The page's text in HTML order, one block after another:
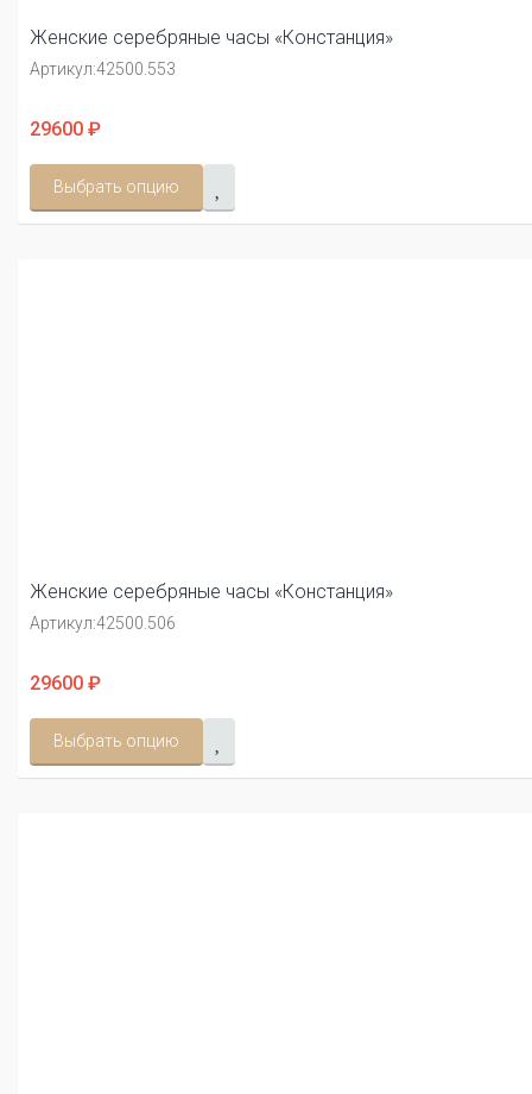
Женские серебряные часы «Констанция»
Артикул:42500.553
29600 ₽
Выбрать опцию
Женские серебряные часы «Констанция»
Артикул:42500.506
29600 ₽
Выбрать опцию